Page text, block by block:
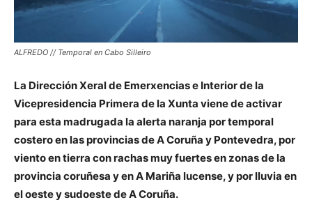
ALFREDO // Temporal en Cabo Silleiro
La Dirección Xeral de Emerxencias e Interior de la
Vicepresidencia Primera de la Xunta viene de activar
para esta madrugada la alerta naranja por temporal
costero en las provincias de A Coruña y Pontevedra, por
viento en tierra con rachas muy fuertes en zonas de la
provincia coruñesa y en A Mariña lucense, y por lluvia en
el oeste y sudoeste de A Coruña.